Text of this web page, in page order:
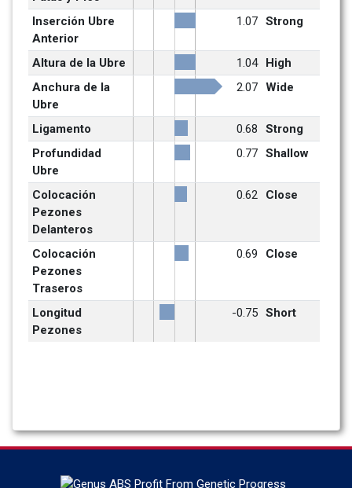
Inserción Ubre
Anterior
1.07 Strong
Altura de la Ubre 1.04 High
Anchura de la
Ubre
2.07 Wide
Ligamento 0.68
Strong
Profundidad
Ubre
0.77 Shallow
Colocación
Pezones
Delanteros
0.62 Close
Colocación
Pezones
Traseros
0.69 Close
Longitud
Pezones
-0.75 Short